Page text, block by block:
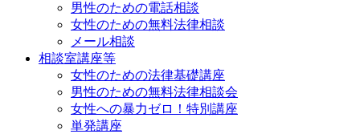
男性のための電話相談
女性のための無料法律相談
メール相談
相談室講座等
女性のための法律基礎講座
男性のための無料法律相談会
女性への暴力ゼロ！特別講座
単発講座